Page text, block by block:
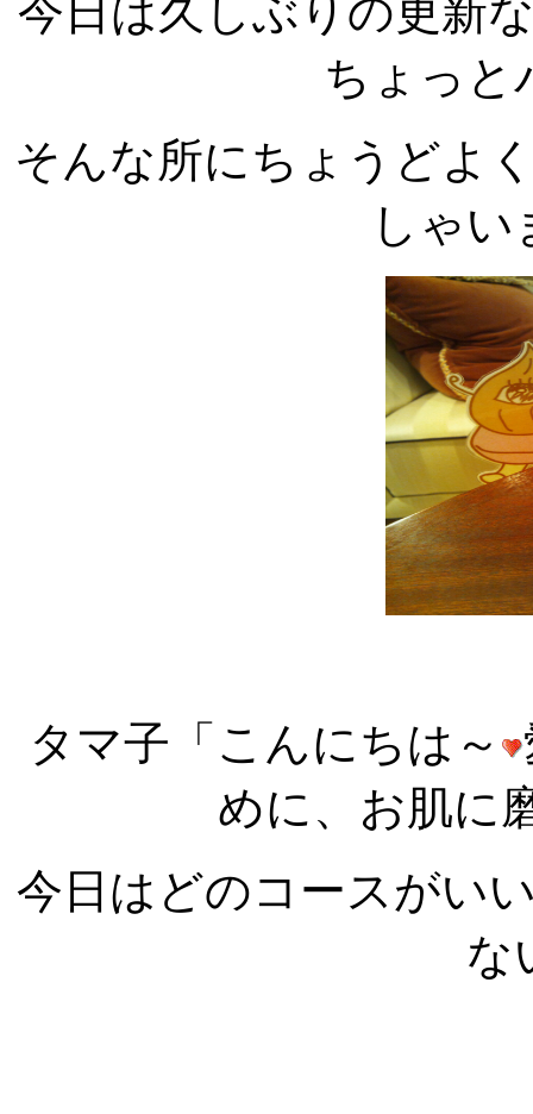
今日は久しぶりの更新
ちょっ
そんな所にちょうどよ
しゃい
タマ子「こんにちは～
めに、お肌に
今日はどのコースがい
な